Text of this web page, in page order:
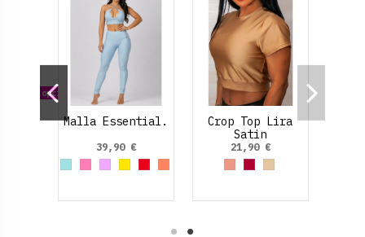
otras opciones
Malla Essential.
39,90 €
Azul cielo
Rosa claro
MalvaAmarillo
RojoGuayaba
Crop Top Lira
Satin
21,90 €
Rosa Salmón
Rojo Rubí
Dorado